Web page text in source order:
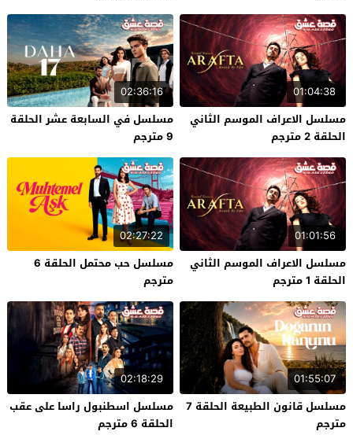
01:04:38
مسلسل الاعراف الموسم الثاني
الحلقة 2 مترجم
02:36:16
مسلسل في السابعة عشر الحلقة
9 مترجم
01:01:56
مسلسل الاعراف الموسم الثاني
الحلقة 1 مترجم
02:27:22
مسلسل حب محتمل الحلقة 6
مترجم
01:55:07
مسلسل قانون الطبيعة الحلقة 7
مترجم
02:18:29
مسلسل اسطنبول راسا على عقب
الحلقة 6 مترجم